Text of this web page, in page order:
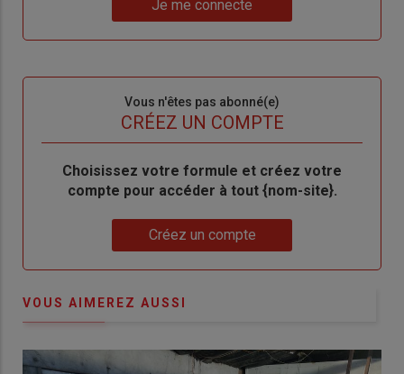
de
me
Je me connecte
Vous n'êtes pas abonné(e)
CRÉEZ UN COMPTE
BodyChoisissez votre formule et créez votre
compte pour accéder à tout {nom-site}.
Créez un compte
VOUS AIMEREZ AUSSI